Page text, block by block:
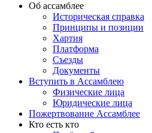
Об ассамблее
Историческая справка
Принципы и позиции
Хартия
Платформа
Съезды
Документы
Вступить в Ассамблею
Физические лица
Юридические лица
Пожертвование Ассамблее
Кто есть кто